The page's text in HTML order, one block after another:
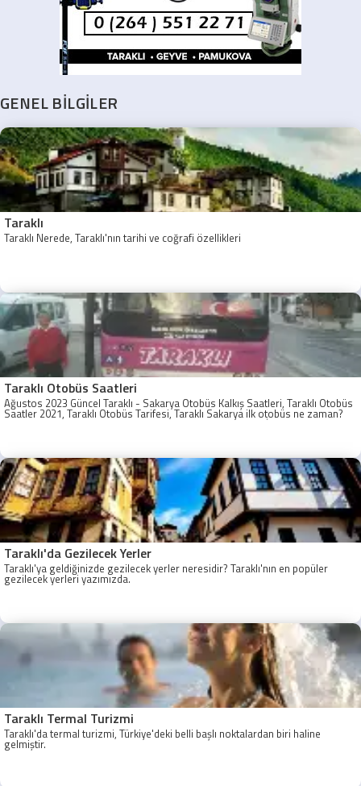
GENEL BİLGİLER
Taraklı
Taraklı Nerede, Taraklı'nın tarihi ve coğrafi özellikleri
Taraklı Otobüs Saatleri
Ağustos 2023 Güncel Taraklı - Sakarya Otobüs Kalkış Saatleri, Taraklı Otobüs
Saatler 2021, Taraklı Otobüs Tarifesi, Taraklı Sakarya ilk otobüs ne zaman?
Taraklı - Sakarya Son Otobüs Ne zaman? Sakarya Taraklı İlk Otobüs Ne
Taraklı'da Gezilecek Yerler
Taraklı'ya geldiğinizde gezilecek yerler neresidir? Taraklı'nın en popüler
gezilecek yerleri yazımızda.
Taraklı Termal Turizmi
Taraklı'da termal turizmi, Türkiye'deki belli başlı noktalardan biri haline
gelmiştir.